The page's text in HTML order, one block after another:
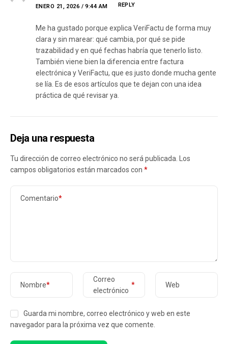
ENERO 21, 2026 / 9:44 AM REPLY
Me ha gustado porque explica VeriFactu de forma muy
clara y sin marear: qué cambia, por qué se pide
trazabilidad y en qué fechas habría que tenerlo listo.
También viene bien la diferencia entre factura
electrónica y VeriFactu, que es justo donde mucha gente
se lía. Es de esos artículos que te dejan con una idea
práctica de qué revisar ya.
Deja una respuesta
Tu dirección de correo electrónico no será publicada. Los
campos obligatorios están marcados con *
Comentario*
Nombre*
Correo
electrónico
* Web
Guarda mi nombre, correo electrónico y web en este
navegador para la próxima vez que comente.